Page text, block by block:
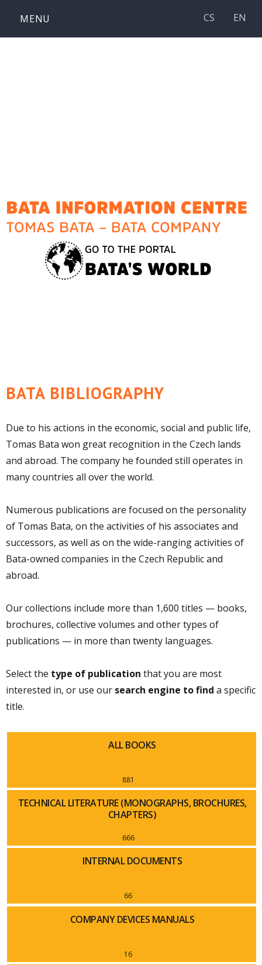
content
MENU CS EN
BATA BIBLIOGRAPHY
Due to his actions in the economic, social and public life,
Tomas Bata won great recognition in the Czech lands
and abroad. The company he founded still operates in
many countries all over the world.
Numerous publications are focused on the personality
of Tomas Bata, on the activities of his associates and
successors, as well as on the wide-ranging activities of
Bata-owned companies in the Czech Republic and
abroad.
Our collections include more than 1,600 titles — books,
brochures, collective volumes and other types of
publications — in more than twenty languages.
Select the type of publication that you are most
interested in, or use our search engine to find a specific
title.
ALL BOOKS
881
TECHNICAL LITERATURE (MONOGRAPHS, BROCHURES,
CHAPTERS)
666
INTERNAL DOCUMENTS
66
COMPANY DEVICES MANUALS
16